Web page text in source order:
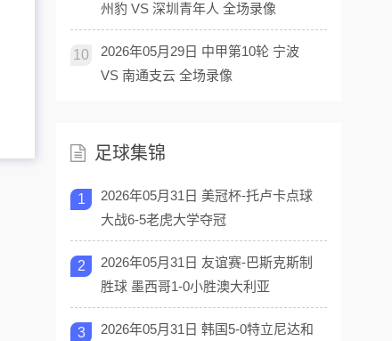
州豹 VS 深圳青年人 全场录像
10
2026年05月29日 中甲第10轮 宁波
VS 南通支云 全场录像
足球集锦
1
2026年05月31日 美冠杯-托卢卡点球
大战6-5老虎大学夺冠
2
2026年05月31日 友谊赛-巴斯克斯制
胜球 墨西哥1-0小胜澳大利亚
3
2026年05月31日 韩国5-0特立尼达和